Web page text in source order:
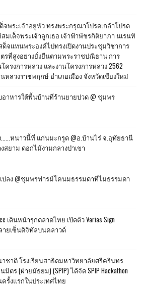
จพระเจ้าอยู่หัว ทรงพระกรุณาโปรดเกล้าโปรด
มเด็จพระเจ้าลูกเธอ เจ้าฟ้าพัชรกิติยาภา นเรนทิ
ด็จแทนพระองค์ไปทรงเปิดงานประชุมวิชาการ
ที่สูงอย่างยั่งยืนตามพระราชปณิธาน การ
รงการหลวง และงานโครงการหลวง 2562
ลวงราชพฤกษ์ อำเภอเมือง จังหวัดเชียงใหม่
อาหารใต้พื้นบ้านที่ร้านยายปวด @ ชุมพร
......หนาวนี้ที่ แก่นมะกรูด @อ.บ้านไร่ จ.อุทัยธานี
สยาม ดอกไม้งามกลางป่าเขา
ลง @ชุมพรฟารม์โคนมธรรมดาที่ไม่ธรรมดา
เดินหน้ารุกตลาดไทย เปิดตัว Varias Sign
ยเซ็นดิจิทัลบนคลาวด์
ชาติ โรงเรียนสาธิตมหาวิทยาลัยศรีครินทร
ตร (ฝ่ายมัธยม) (SPIP) ได้จัด SPIP Hackathon
รั้งแรกในประเทศไทย